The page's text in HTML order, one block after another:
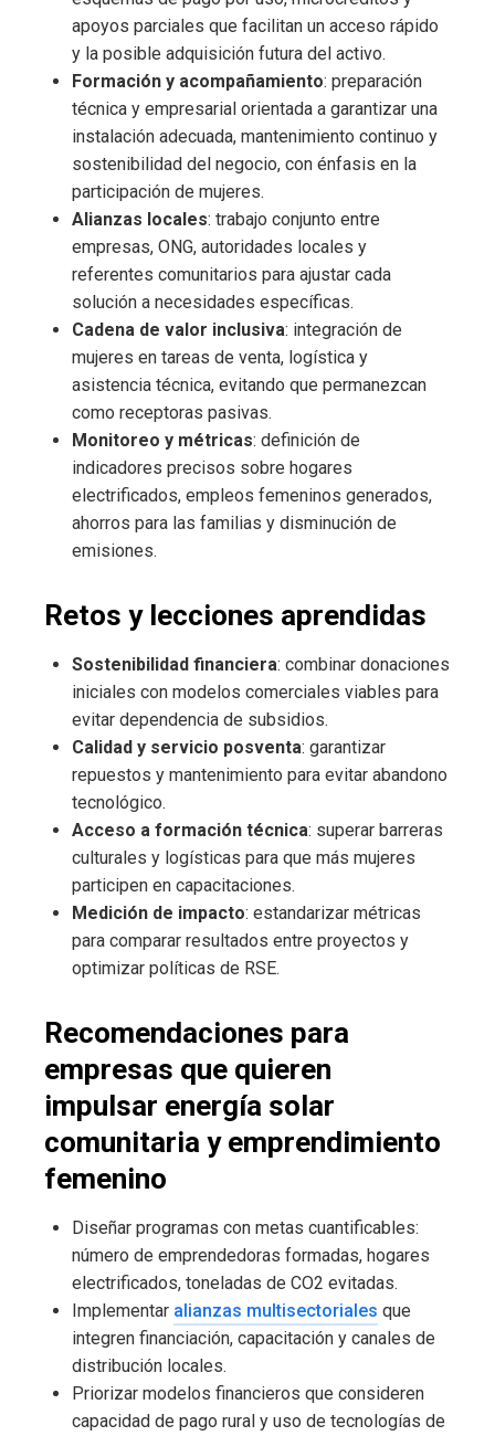
apoyos parciales que facilitan un acceso rápido
y la posible adquisición futura del activo.
Formación y acompañamiento: preparación
técnica y empresarial orientada a garantizar una
instalación adecuada, mantenimiento continuo y
sostenibilidad del negocio, con énfasis en la
participación de mujeres.
Alianzas locales: trabajo conjunto entre
empresas, ONG, autoridades locales y
referentes comunitarios para ajustar cada
solución a necesidades específicas.
Cadena de valor inclusiva: integración de
mujeres en tareas de venta, logística y
asistencia técnica, evitando que permanezcan
como receptoras pasivas.
Monitoreo y métricas: definición de
indicadores precisos sobre hogares
electrificados, empleos femeninos generados,
ahorros para las familias y disminución de
emisiones.
Retos y lecciones aprendidas
Sostenibilidad financiera: combinar donaciones
iniciales con modelos comerciales viables para
evitar dependencia de subsidios.
Calidad y servicio posventa: garantizar
repuestos y mantenimiento para evitar abandono
tecnológico.
Acceso a formación técnica: superar barreras
culturales y logísticas para que más mujeres
participen en capacitaciones.
Medición de impacto: estandarizar métricas
para comparar resultados entre proyectos y
optimizar políticas de RSE.
Recomendaciones para
empresas que quieren
impulsar energía solar
comunitaria y emprendimiento
femenino
Diseñar programas con metas cuantificables:
número de emprendedoras formadas, hogares
electrificados, toneladas de CO2 evitadas.
Implementar alianzas multisectoriales que
integren financiación, capacitación y canales de
distribución locales.
Priorizar modelos financieros que consideren
capacidad de pago rural y uso de tecnologías de